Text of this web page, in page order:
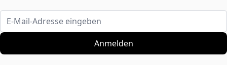
E-Mail-Adresse eingeben
Anmelden